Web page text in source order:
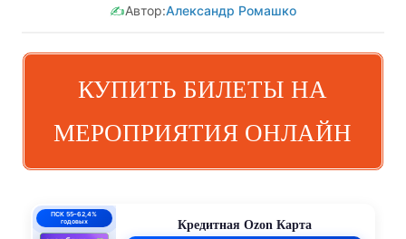
✍️Автор:Александр Ромашко
КУПИТЬ БИЛЕТЫ НА
МЕРОПРИЯТИЯ ОНЛАЙН
ПСК 55–62,4%
годовых
Кредитная Ozon Карта